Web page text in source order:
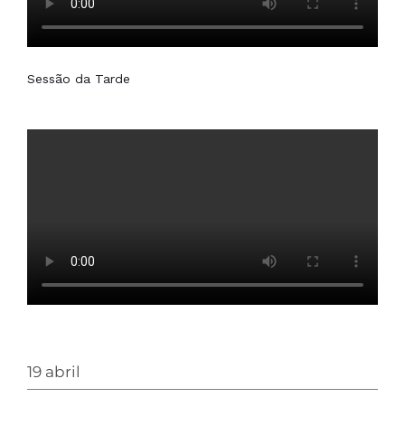
Sessão da Tarde
19 abril